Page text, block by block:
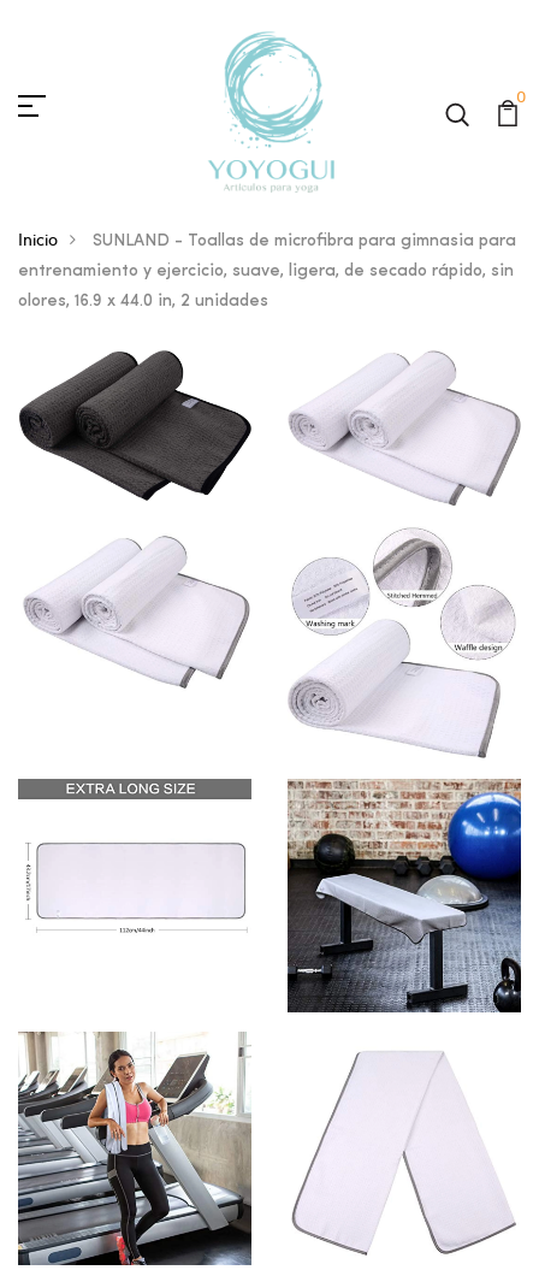
0
Inicio
SUNLAND - Toallas de microfibra para gimnasia para
entrenamiento y ejercicio, suave, ligera, de secado rápido, sin
olores, 16.9 x 44.0 in, 2 unidades